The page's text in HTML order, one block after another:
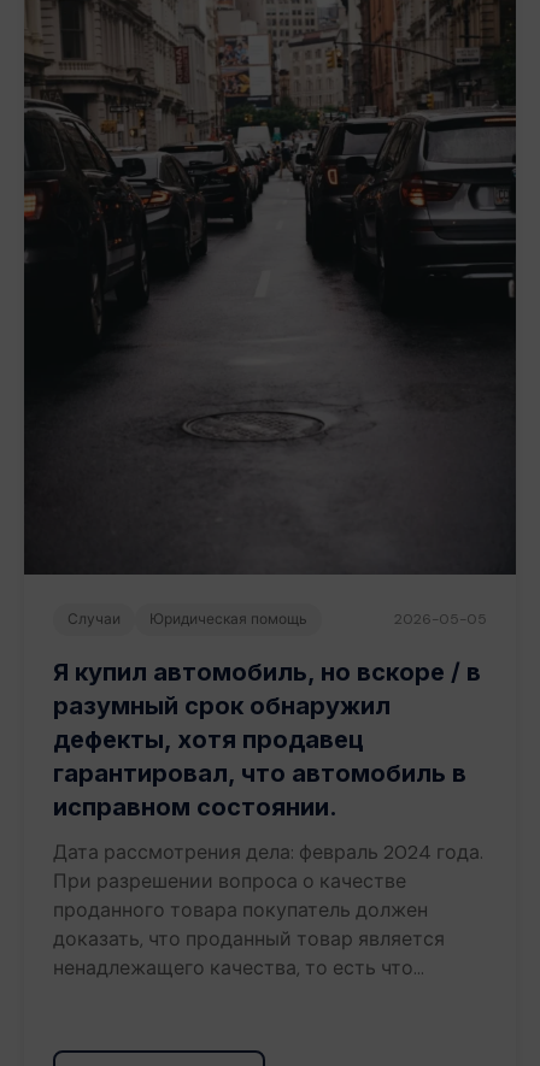
Случаи Юридическая помощь 2026-05-05
Я купил автомобиль, но вскоре / в
разумный срок обнаружил
дефекты, хотя продавец
гарантировал, что автомобиль в
исправном состоянии.
Дата рассмотрения дела: февраль 2024 года.
При разрешении вопроса о качестве
проданного товара покупатель должен
доказать, что проданный товар является
ненадлежащего качества, то есть что…